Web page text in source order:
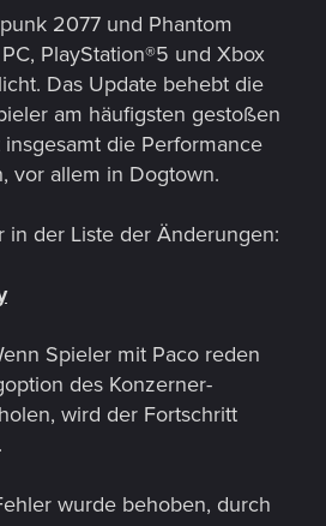
2077 und Phantom
PlayStation®5 und Xbox
Das Update behebt die
am häufigsten gestoßen
die Performance
vor allem in Dogtown.
in der Liste der Änderungen:
Spieler mit Paco reden
des Konzerner-
wird der Fortschritt
wurde behoben, durch